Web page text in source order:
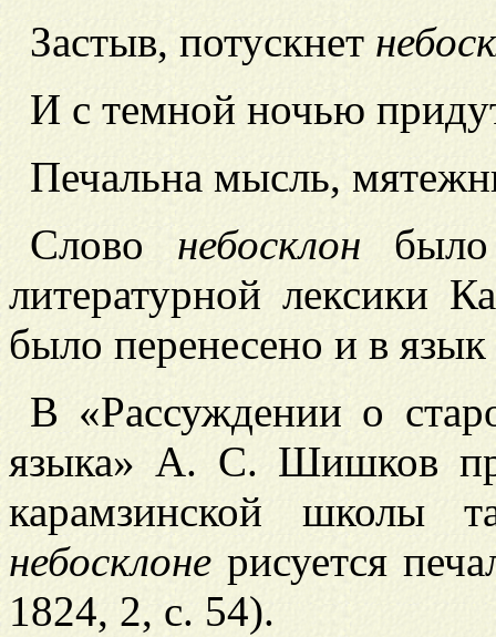
Застыв, потускнет
И с темной ночью
Печальна мысль,
Слово небосклон
литературной лексики
было перенесено и в
В «Рассуждении о
языка» А. С. Шишков
карамзинской школы
небосклоне рисуется
1824, 2, с. 54).